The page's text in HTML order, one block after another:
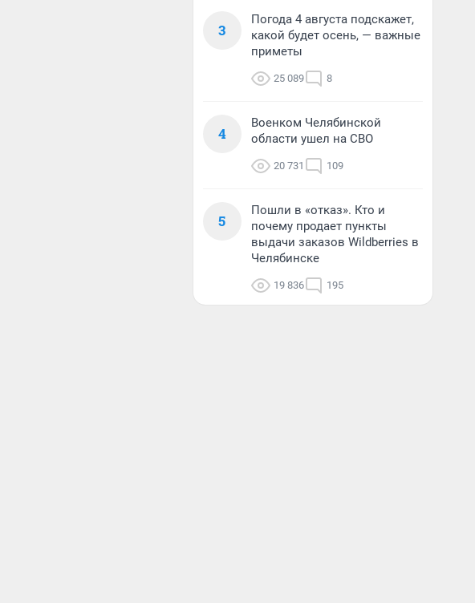
3
Погода 4 августа подскажет,
какой будет осень, — важные
приметы
25 089 8
4
Военком Челябинской
области ушел на СВО
20 731 109
5
Пошли в «отказ». Кто и
почему продает пункты
выдачи заказов Wildberries в
Челябинске
19 836 195